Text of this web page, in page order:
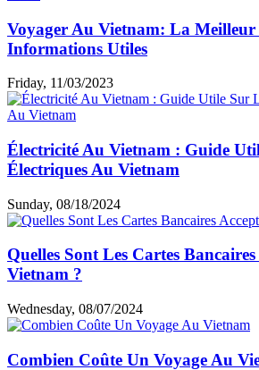
Voyager Au Vietnam: La Meilleur
Informations Utiles
Friday, 11/03/2023
Électricité Au Vietnam : Guide
Électriques Au Vietnam
Sunday, 08/18/2024
Quelles Sont Les Cartes Bancaires
Vietnam ?
Wednesday, 08/07/2024
Combien Coûte Un Voyage Au